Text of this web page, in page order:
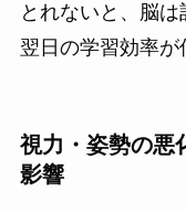
とれないと、脳は
翌日の学習効率が
視力・姿勢の悪
影響